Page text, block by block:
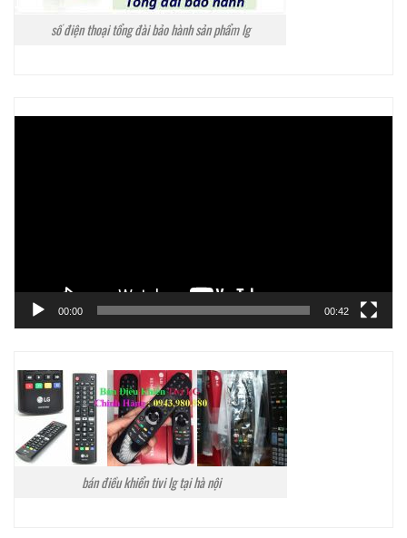
số điện thoại tổng đài bảo hành sản phẩm lg
00:00 00:42
bán điều khiển tivi lg tại hà nội